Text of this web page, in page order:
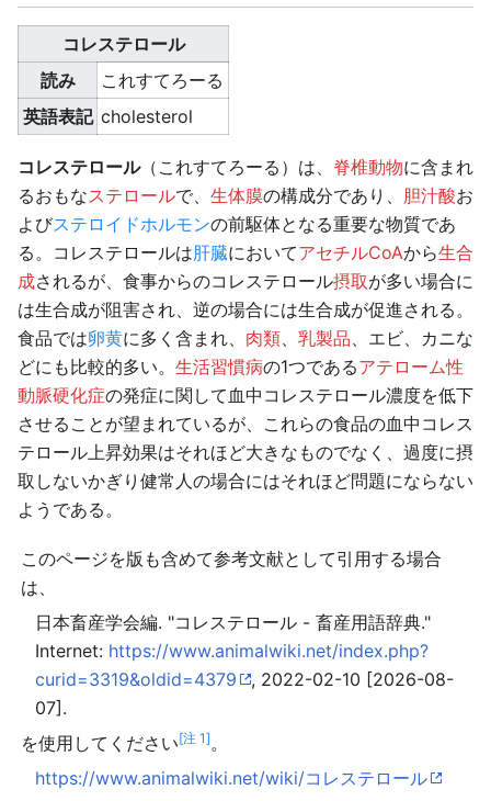
コレステロール
読み
これすてろーる
英語表記 cholesterol
コレステロール（これすてろーる）は、 脊椎動物に含まれ
るおもなステロールで、 生体膜の構成分であり、 胆汁酸お
よびステロイドホルモンの前駆体となる重要な物質であ
る。コレステロールは肝臓においてアセチルCoAから生合
成されるが、食事からのコレステロール摂取が多い場合に
は生合成が阻害され、逆の場合には生合成が促進される。
食品では卵黄に多く含まれ、 肉類、 乳製品、エビ、カニな
どにも比較的多い。 生活習慣病の1つであるアテローム性
動脈硬化症の発症に関して血中コレステロール濃度を低下
させることが望まれているが、これらの食品の血中コレス
テロール上昇効果はそれほど大きなものでなく、過度に摂
取しないかぎり健常人の場合にはそれほど問題にならない
ようである。
このページを版も含めて参考文献として引用する場合
は、
日本畜産学会編. "コレステロール - 畜産用語辞典."
Internet: https://www.animalwiki.net/index.php?
curid=3319&oldid=4379
, 2022-02-10 [2026-08-
07].
を使用してください[注 1]。
https://www.animalwiki.net/wiki/コレステロール